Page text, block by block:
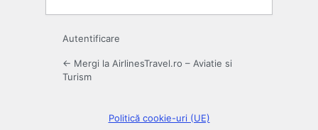
Autentificare
← Mergi la AirlinesTravel.ro – Aviatie si
Turism
Politică cookie-uri (UE)